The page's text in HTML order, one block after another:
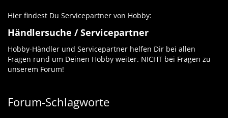
Hier findest Du Servicepartner von Hobby:
Händlersuche / Servicepartner
Hobby-Händler und Servicepartner helfen Dir bei allen
Fragen rund um Deinen Hobby weiter. NICHT bei Fragen zu
unserem Forum!
Forum-Schlagworte